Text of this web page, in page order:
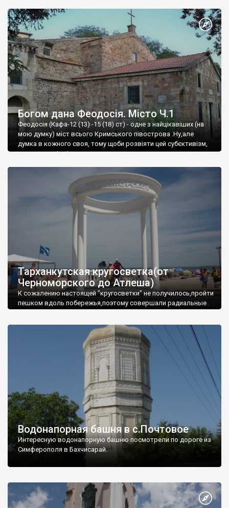
Богом дана Феодосія. Місто Ч.1
Феодосія (Кафа-12 (13) -15 (18) ст) - одне з найцікавіших (на
мою думку) міст всього Кримського півострова .Ну,але
думка в кожного своя, тому щоби розвіяти цей субєктивізм,
запрошую відвідати це
Тарханкутская кругосветка(от
Черноморского до Атлеша)
К сожалению настоящей "кругосветки" не получилось,пройти
пешком вдоль побережья,поэтому совершали радиальные
Водонапорная башня в с.Почтовое
Интересную водонапорную башню посмотрели по дороге из
Симферополя в Бахчисарай.